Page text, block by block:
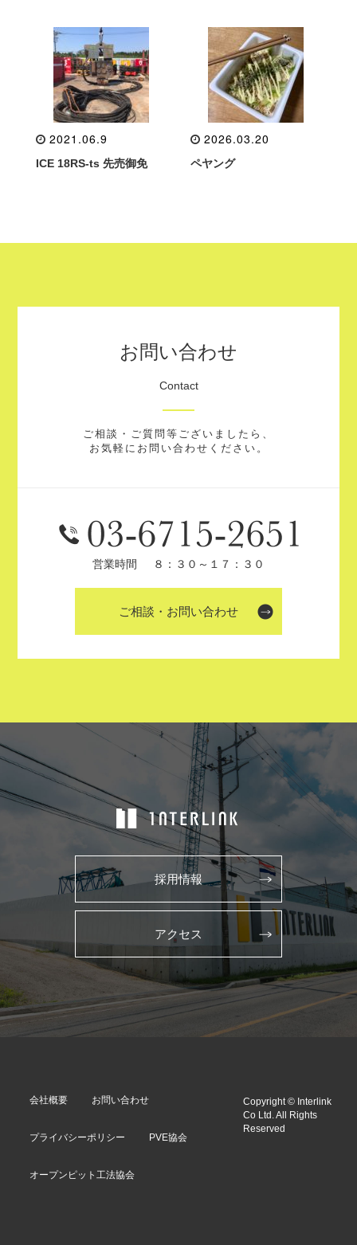
2021.06.9
ICE 18RS-ts 先売御免
2026.03.20
ペヤング
お問い合わせ
Contact
ご相談・ご質問等ございましたら、
お気軽にお問い合わせください。
営業時間 ８：３０～１７：３０
ご相談・お問い合わせ
採用情報
アクセス
会社概要 お問い合わせ
プライバシーポリシー PVE協会
オープンピット工法協会
Copyright © Interlink
Co Ltd. All Rights
Reserved